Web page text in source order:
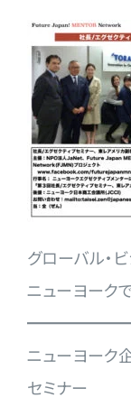
グローバル・
ニューヨーク
ニューヨーク
セミナー